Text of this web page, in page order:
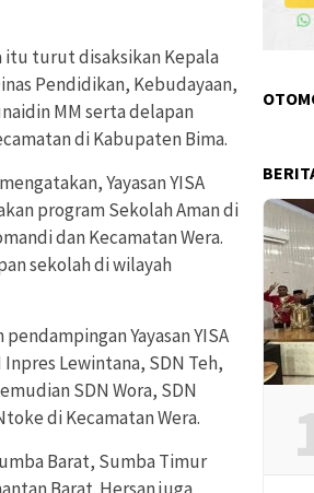
itu turut disaksikan Kepala
Pendidikan, Kebudayaan,
MM serta delapan
di Kabupaten Bima.
Yayasan YISA
program Sekolah Aman di
dan Kecamatan Wera.
sekolah di wilayah
Yayasan YISA
Lewintana, SDN Teh,
SDN Wora, SDN
di Kecamatan Wera.
Barat, Sumba Timur